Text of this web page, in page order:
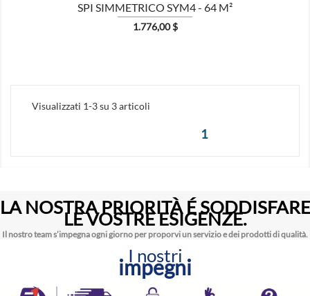
SPI SIMMETRICO SYM4 - 64 M²
Prezzo
1.776,00 $
Visualizzati 1-3 su 3 articoli
1
LA NOSTRA PRIORITÀ É SODDISFARE
LE VOSTRE ESIGENZE.
Il nostro team s’impegna ogni giorno per proporvi un servizio e dei prodotti di qualità.
I nostri
impegni